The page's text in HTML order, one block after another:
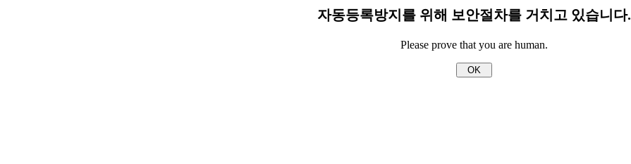
자동등록방지를 위해 보안절차를 거치고 있습니다.
Please prove that you are human.